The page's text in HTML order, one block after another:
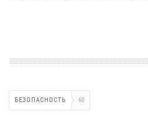
БЕЗОПАСНОСТЬ 60